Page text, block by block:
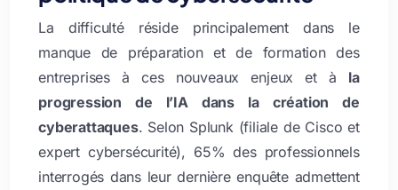
La difficulté réside principalement dans le
manque de préparation et de formation des
entreprises à ces nouveaux enjeux et à la
progression de l’IA dans la création de
cyberattaques. Selon Splunk (filiale de Cisco et
expert cybersécurité), 65% des professionnels
interrogés dans leur dernière enquête admettent